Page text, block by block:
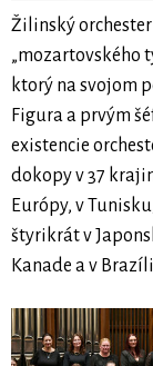
Žilinský
„mozartovského
ktorý na svojom
Figura a prvým
existencie
dokopy v 37
Európy, v
štyrikrát v
Kanade a v